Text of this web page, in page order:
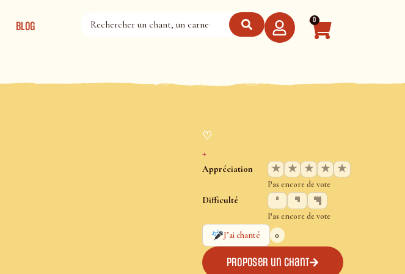
BLOG 0
♡
+
Appréciation ★ ★ ★ ★ ★
Pas encore de vote
Difficulté
Pas encore de vote
J’ai chanté
0
Proposer un chant